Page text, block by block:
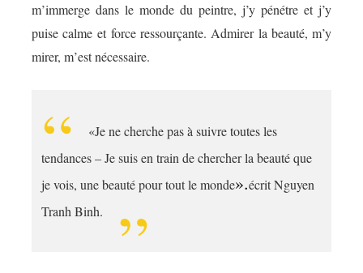
m’immerge dans le monde du peintre, j’y pénétre et j’y
puise calme et force ressourçante. Admirer la beauté, m’y
mirer, m’est nécessaire.
«Je ne cherche pas à suivre toutes les
tendances – Je suis en train de chercher la beauté que
je vois, une beauté pour tout le monde».écrit Nguyen
Tranh Binh.